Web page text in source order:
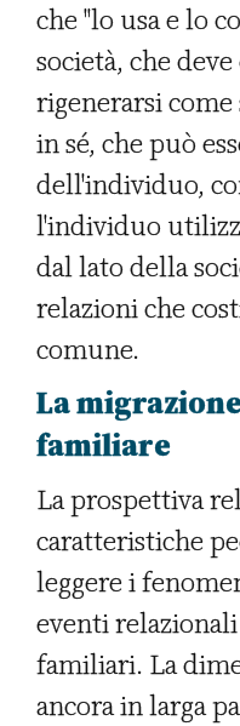
che "lo usa e lo
società, che
rigenerarsi come
in sé, che può
dell'individuo,
l'individuo
dal lato della
relazioni che
comune.
La
familiare
La prospettiva
caratteristiche
leggere i
eventi
familiari. La
ancora in larga